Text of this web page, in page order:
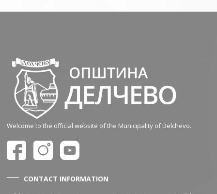
Welcome to the official website of the Municipality of Delchevo.
CONTACT INFORMATION